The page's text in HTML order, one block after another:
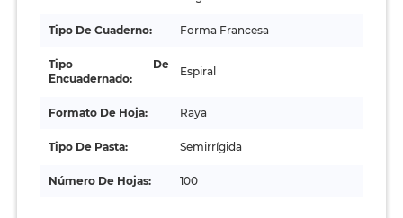
Tipo De Cuaderno: Forma Francesa
Tipo De
Encuadernado:
Espiral
Formato De Hoja: Raya
Tipo De Pasta: Semirrígida
Número De Hojas: 100